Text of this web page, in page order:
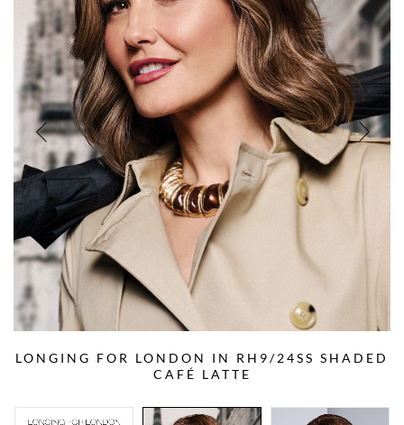
LONGING FOR LONDON IN RH9/24SS SHADED
CAFÉ LATTE